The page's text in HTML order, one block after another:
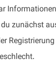
zunächst